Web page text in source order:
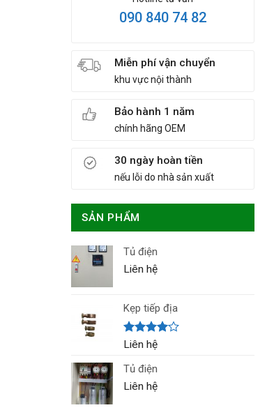
090 840 74 82
Miễn phí vận chuyển
khu vực nội thành
Bảo hành 1 năm
chính hãng OEM
30 ngày hoàn tiền
nếu lỗi do nhà sản xuất
SẢN PHẨM
Tủ điện
Liên hệ
Kẹp tiếp địa
Được
4.005
Liên hệ
Tủ điện
Liên hệ